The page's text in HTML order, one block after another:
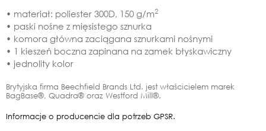
• materiał: poliester 300D, 150 g/m2
• paski nośne z mięsistego sznurka
• komora główna zaciągana sznurkami nośnymi
• 1 kieszeń boczna zapinana na zamek błyskawiczny
• jednolity kolor
Brytyjska firma Beechfield Brands Ltd. jest właścicielem marek
BagBase®, Quadra® oraz Westford Mill®.
Informacje o producencie dla potrzeb GPSR.